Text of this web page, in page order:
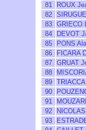
81
ROUX
82
83
GRIECO
84
DEVOT
85
PONS
86
FICARA
87
GRUAT
88
89
90
91
92
93